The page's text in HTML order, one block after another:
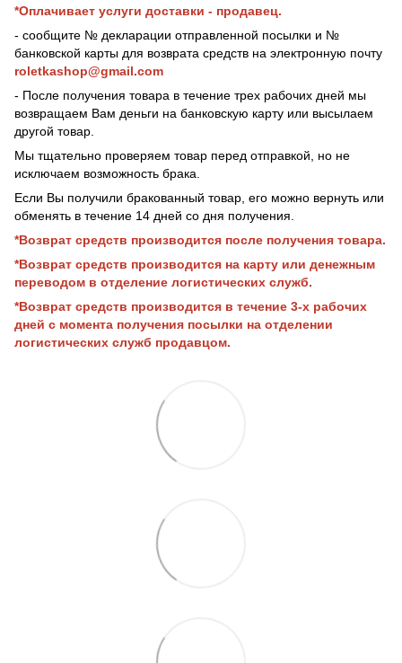
*Оплачивает услуги доставки - продавец.
- сообщите № декларации отправленной посылки и №
банковской карты для возврата средств на электронную почту
roletkashop@gmail.com
- После получения товара в течение трех рабочих дней мы
возвращаем Вам деньги на банковскую карту или высылаем
другой товар.
Мы тщательно проверяем товар перед отправкой, но не
исключаем возможность брака.
Если Вы получили бракованный товар, его можно вернуть или
обменять в течение 14 дней со дня получения.
*Возврат средств производится после получения товара.
*Возврат средств производится на карту или денежным
переводом в отделение логистических служб.
*Возврат средств производится в течение 3-х рабочих
дней с момента получения посылки на отделении
логистических служб продавцом.